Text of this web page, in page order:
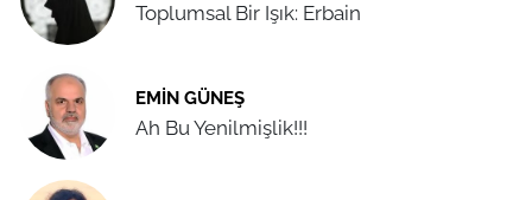
Toplumsal Bir Işık: Erbain
EMIN GÜNEŞ
Ah Bu Yenilmişlik!!!